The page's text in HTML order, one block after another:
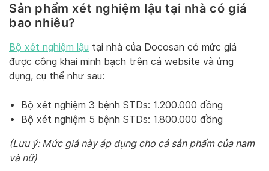
Sản phẩm xét nghiệm lậu tại nhà có giá
bao nhiêu?
Bộ xét nghiệm lậu tại nhà của Docosan có mức giá
được công khai minh bạch trên cả website và ứng
dụng, cụ thể như sau:
Bộ xét nghiệm 3 bệnh STDs: 1.200.000 đồng
Bộ xét nghiệm 5 bệnh STDs: 1.800.000 đồng
(Lưu ý: Mức giá này áp dụng cho cả sản phẩm của nam
và nữ)